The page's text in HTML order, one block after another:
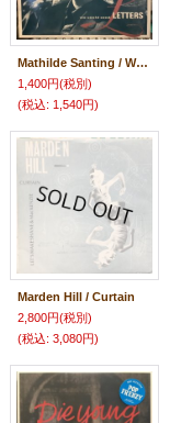
Mathilde Santing / We Could Send Letters
1,400円(税別)
(税込: 1,540円)
Marden Hill / Curtain
2,800円(税別)
(税込: 3,080円)